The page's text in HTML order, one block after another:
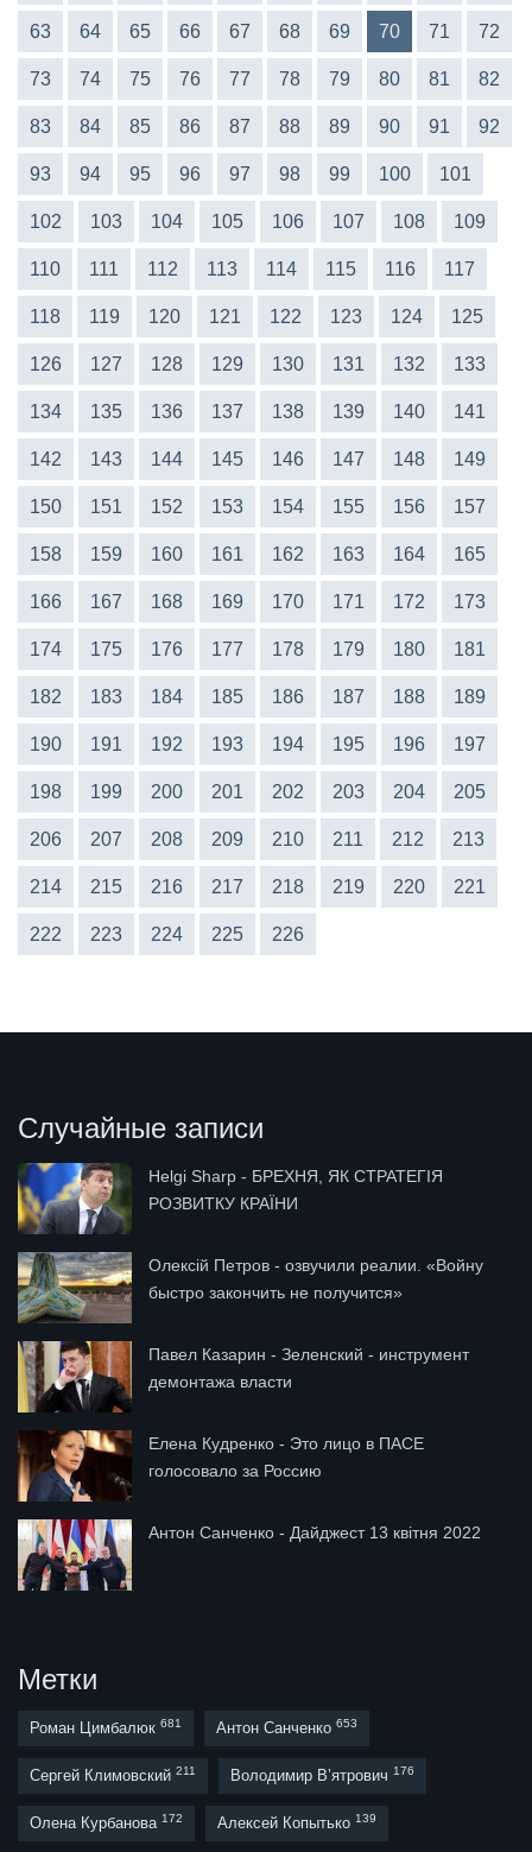
63 64 65 66 67 68 69 70 71 72
73 74 75 76 77 78 79 80 81 82
83 84 85 86 87 88 89 90 91 92
93 94 95 96 97 98 99 100 101
102 103 104 105 106 107 108 109
110 111 112 113 114 115 116 117
118 119 120 121 122 123 124 125
126 127 128 129 130 131 132 133
134 135 136 137 138 139 140 141
142 143 144 145 146 147 148 149
150 151 152 153 154 155 156 157
158 159 160 161 162 163 164 165
166 167 168 169 170 171 172 173
174 175 176 177 178 179 180 181
182 183 184 185 186 187 188 189
190 191 192 193 194 195 196 197
198 199 200 201 202 203 204 205
206 207 208 209 210 211 212 213
214 215 216 217 218 219 220 221
222 223 224 225 226
Случайные записи
Helgi Sharp - БРЕХНЯ, ЯК СТРАТЕГІЯ
РОЗВИТКУ КРАЇНИ
Олексій Петров - озвучили реалии. «Войну
быстро закончить не получится»
Павел Казарин - Зеленский - инструмент
демонтажа власти
Елена Кудренко - Это лицо в ПАСЕ
голосовало за Россию
Антон Санченко - Дайджест 13 квітня 2022
Метки
Роман Цимбалюк 681 Антон Санченко 653
Сергей Климовский 211 Володимир В’ятрович 176
Олена Курбанова 172 Алексей Копытько 139